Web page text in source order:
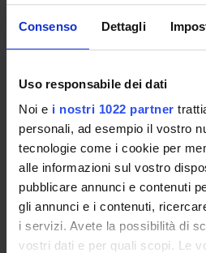
Consenso Dettagli
Uso responsabile dei dati
Noi e i nostri 1022 partner
personali, ad esempio il vostro
tecnologie come i cookie per
alle informazioni sul vostro
pubblicare annunci e contenuti
gli annunci e i contenuti,
i servizi. Avete la possibilità di
vostri dati e per quali scopi. Le
COMMISSIONI
UFFICI E STRUTTURE DI
SERVIZI DI SEGRETERIA
STRUTTURE DEL